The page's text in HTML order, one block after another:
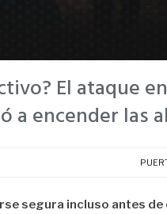
El ataque en
a encender las
segura incluso antes